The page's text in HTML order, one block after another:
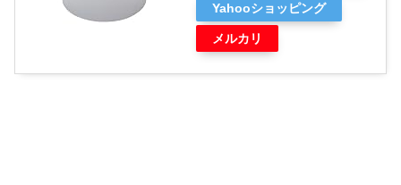
Yahooショッピング
メルカリ